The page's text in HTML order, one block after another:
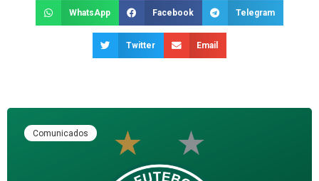
WhatsApp Facebook Telegram
Twitter Email
Comunicados